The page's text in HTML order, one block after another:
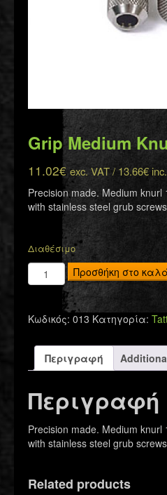
Grip Medium
11.02€ exc. VAT / 13.66€
Precision made. Medium
with stainless steel grub
Διαθέσιμο
Grip
Medium
x
quantity
Προσθήκη στο
Κωδικός: 013 Κατηγορία:
Περιγραφή
Περιγραφή
Precision made. Medium
with stainless steel grub
Related products